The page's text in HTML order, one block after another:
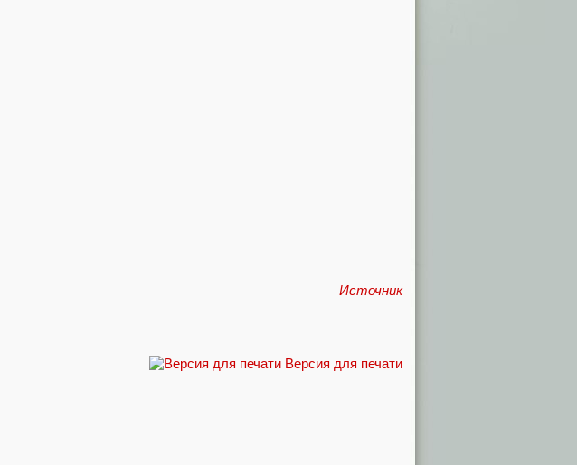
Источник
Версия для печати